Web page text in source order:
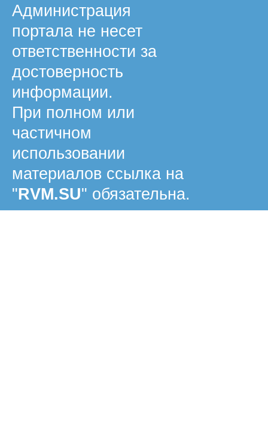
Администрация
портала не несет
ответственности за
достоверность
информации.
При полном или
частичном
использовании
материалов ссылка на
"RVM.SU" обязательна.